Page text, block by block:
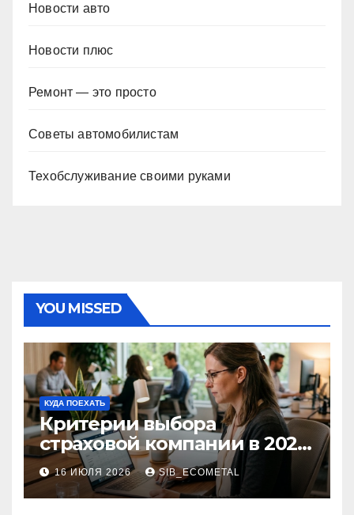
Новости авто
Новости плюс
Ремонт — это просто
Советы автомобилистам
Техобслуживание своими руками
YOU MISSED
КУДА ПОЕХАТЬ
Критерии выбора
страховой компании в 2026
году: надежность и
реальные отзывы о
выплатах
16 ИЮЛЯ 2026 SIB_ECOMETAL